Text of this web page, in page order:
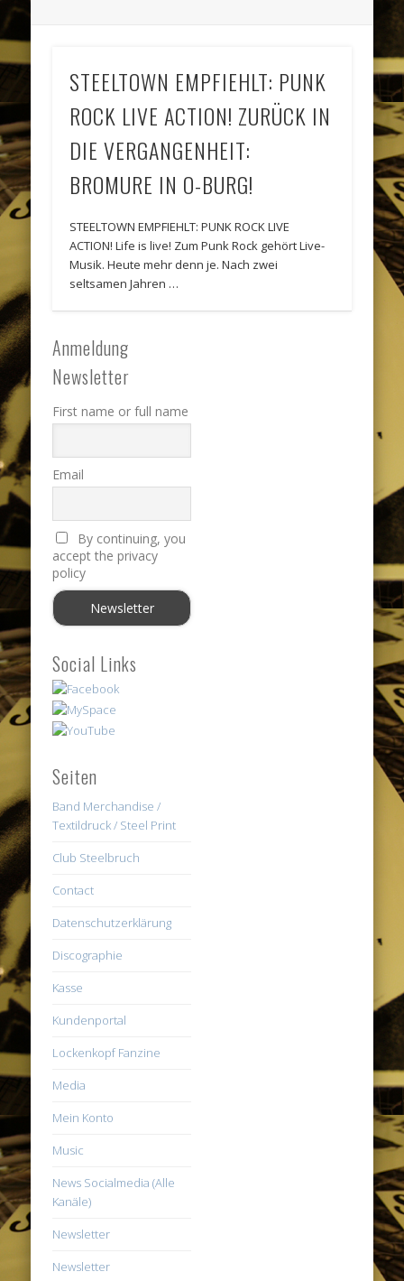
STEELTOWN EMPFIEHLT: PUNK
ROCK LIVE ACTION! ZURÜCK IN
DIE VERGANGENHEIT:
BROMURE IN O-BURG!
STEELTOWN EMPFIEHLT: PUNK ROCK LIVE
ACTION! Life is live! Zum Punk Rock gehört Live-
Musik. Heute mehr denn je. Nach zwei
seltsamen Jahren …
Anmeldung
Newsletter
First name or full name
Email
By continuing, you
accept the privacy
policy
Social Links
Seiten
Band Merchandise /
Textildruck / Steel Print
Club Steelbruch
Contact
Datenschutzerklärung
Discographie
Kasse
Kundenportal
Lockenkopf Fanzine
Media
Mein Konto
Music
News Socialmedia (Alle
Kanäle)
Newsletter
Newsletter